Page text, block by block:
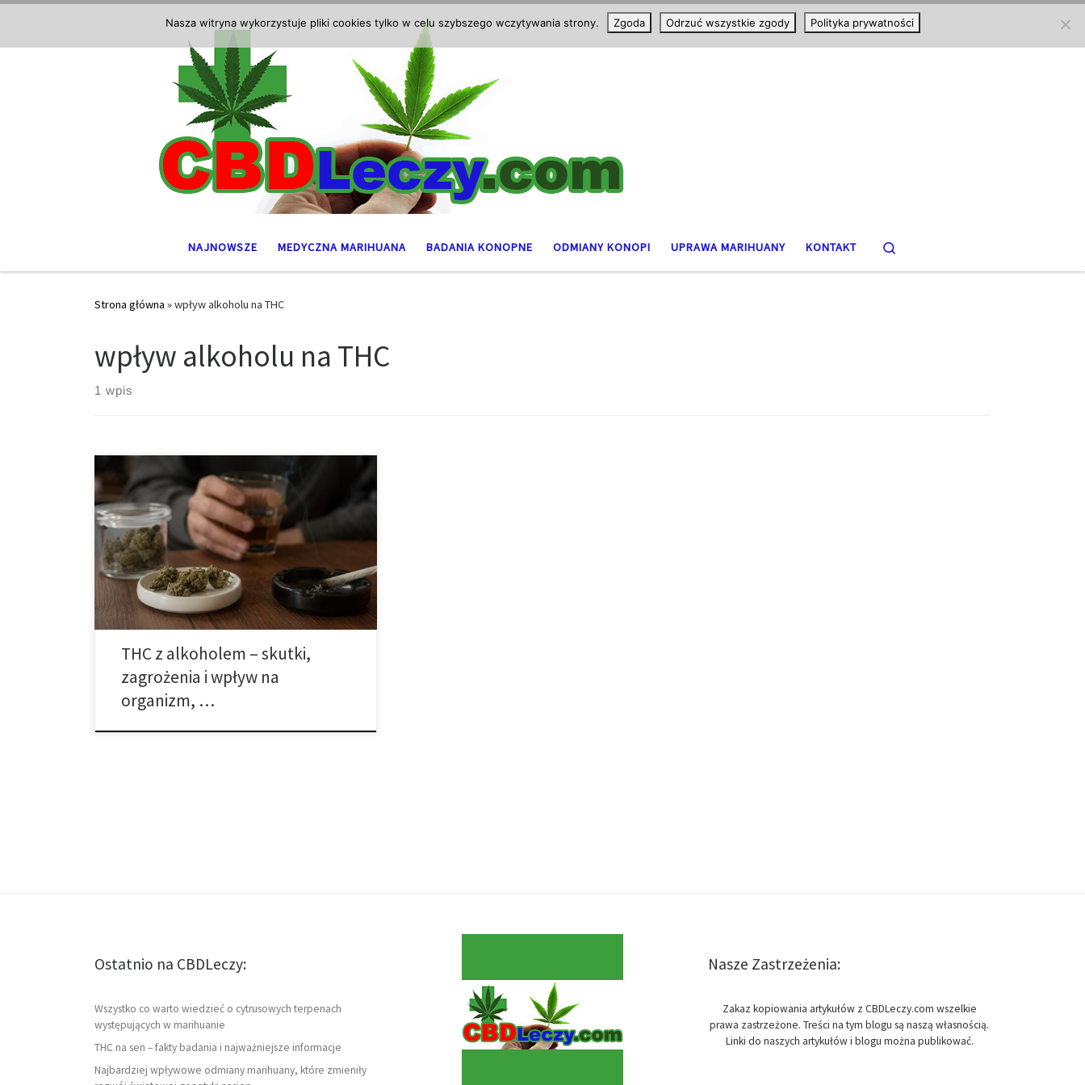
NAJNOWSZE MEDYCZNA MARIHUANA BADANIA KONOPNE ODMIANY KONOPI UPRAWA MARIHUANY KONTAKT
Strona główna »wpływ alkoholu na THC
wpływ alkoholu na THC
1 wpis
THC i alkohol — niebezpieczne połączenie Wstęp
Łączenie substancji psychoaktywnych od wielu lat
stanowi przedmiot zainteresowania zarówno
naukowców, jak i lekarzy zajmujących się toksykologią
oraz psychiatrią. Wśród najczęściej spotykanych
kombinacji znajduje się jednoczesne spożywanie
alkoholu oraz produktów zawierających THC, czyli
tetrahydrokannabinol – główny związek
psychoaktywny występujący w konopiach. Choć wiele
THC z alkoholem – skutki,
zagrożenia i wpływ na
organizm, …
Ostatnio na CBDLeczy:
Wszystko co warto wiedzieć o cytrusowych terpenach
występujących w marihuanie
THC na sen – fakty badania i najważniejsze informacje
Najbardziej wpływowe odmiany marihuany, które zmieniły
Nasze Zastrzeżenia:
Zakaz kopiowania artykułów z CBDLeczy.com wszelkie
prawa zastrzeżone. Treści na tym blogu są naszą własnością.
Linki do naszych artykułów i blogu można publikować.
Nasza witryna wykorzystuje pliki cookies tylko w celu szybszego wczytywania strony. Zgoda Odrzuć wszystkie zgody Polityka prywatności